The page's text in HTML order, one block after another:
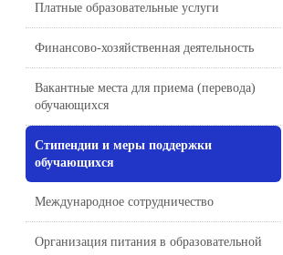
Платные образовательные услуги
Финансово-хозяйственная деятельность
Вакантные места для приема (перевода)
обучающихся
Стипендии и меры поддержки
обучающихся
Международное сотрудничество
Организация питания в образовательной